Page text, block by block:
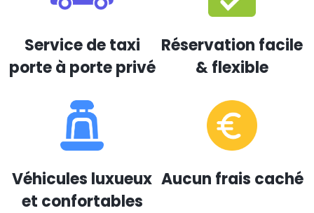
Service de taxi
porte à porte privé
Réservation facile
& flexible
Véhicules luxueux
et confortables
Aucun frais caché